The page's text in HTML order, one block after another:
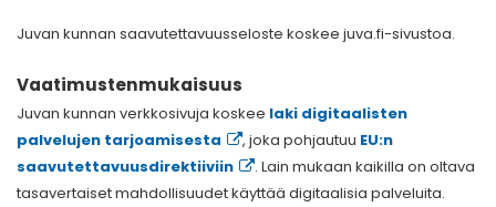
Juvan kunnan saavutettavuusseloste koskee juva.fi-sivustoa.
Vaatimustenmukaisuus
Juvan kunnan verkkosivuja koskee laki digitaalisten
palvelujen tarjoamisesta
, joka pohjautuu EU:n
saavutettavuusdirektiiviin
. Lain mukaan kaikilla on oltava
tasavertaiset mahdollisuudet käyttää digitaalisia palveluita.